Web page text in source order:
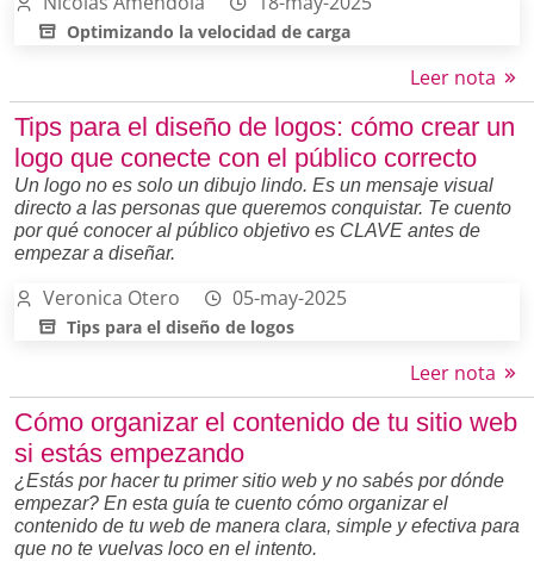
Optimizando la velocidad de carga
Leer nota
Tips para el diseño de logos: cómo crear un
logo que conecte con el público correcto
Un logo no es solo un dibujo lindo. Es un mensaje visual
directo a las personas que queremos conquistar. Te cuento
por qué conocer al público objetivo es CLAVE antes de
empezar a diseñar.
Veronica Otero 05-may-2025
Tips para el diseño de logos
Leer nota
Cómo organizar el contenido de tu sitio web
si estás empezando
¿Estás por hacer tu primer sitio web y no sabés por dónde
empezar? En esta guía te cuento cómo organizar el
contenido de tu web de manera clara, simple y efectiva para
que no te vuelvas loco en el intento.